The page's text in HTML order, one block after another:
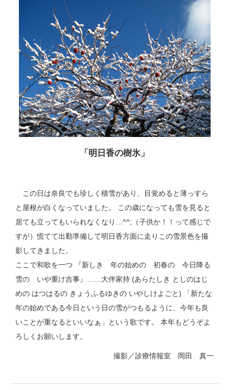
「明日香の樹氷」
この日は奈良でも珍しく積雪があり、目覚めると薄っすら
と屋根が白くなっていました。 この歳になっても雪を見ると
居ても立ってもいられなくなり…^^;（子供か！！って感じで
すが）慌てて出勤準備して明日香方面に走りこの雪景色を撮
影してきました。
ここで和歌を一つ 『新しき 年の始めの 初春の 今日降る
雪の いや重け吉事』……大伴家持 (あらたしき としのはじ
めの はつはるの きょうふるゆきの いやしけよごと) 「新たな
年の始めである今日という日の雪がつもるように、今年も良
いことが重なるといいなぁ」という歌です。 本年もどうぞよ
ろしくお願いします。
撮影／診療情報室 岡田 真一